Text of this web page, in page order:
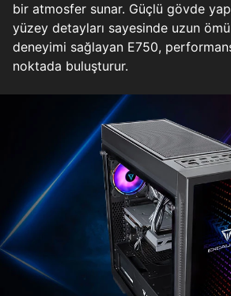
bir atmosfer sunar. Güçlü gövde
yüzey detayları sayesinde uzun
deneyimi sağlayan E750, performans
noktada buluşturur.